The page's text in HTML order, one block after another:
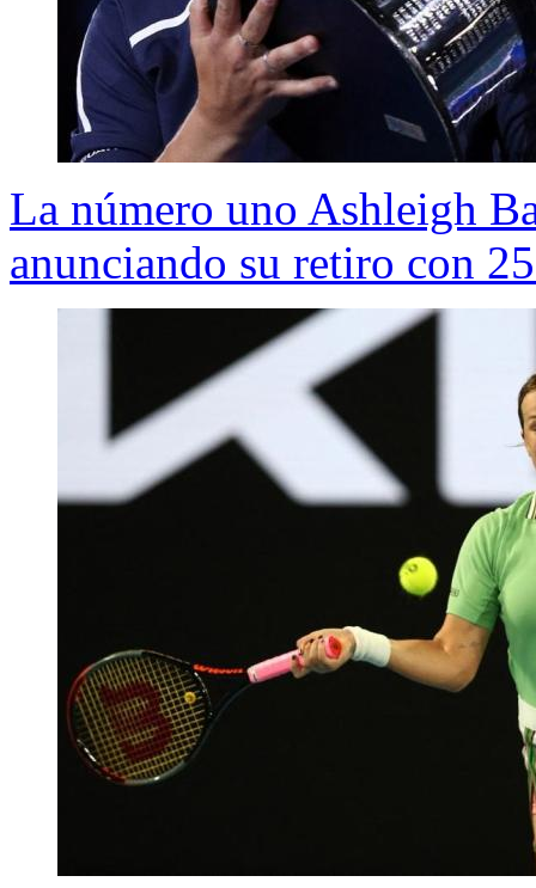
La número uno Ashleigh
anunciando su retiro con